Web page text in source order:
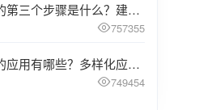
客服服务流程的第三个步骤是什么？建议企业阅读
757355
座机呼叫转移的应用有哪些？多样化应用场景解析
749454